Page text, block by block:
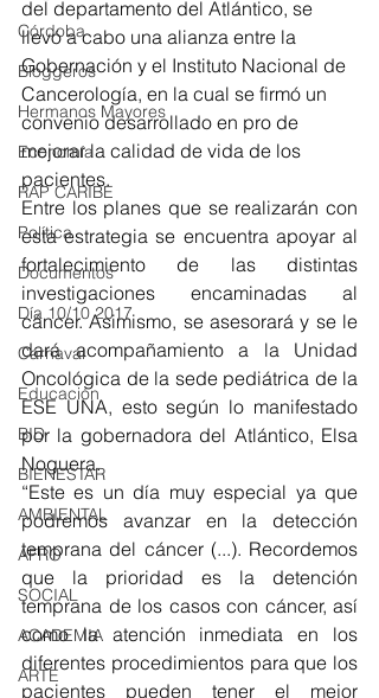
Córdoba
Bloggeros
Hermanos Mayores
Economía
RAP CARIBE
Política
Documentos
Día 10/10 2017
Carnaval
Educación
BID
BIENESTAR
AMBIENTAL
AFRO
SOCIAL
ACADEMIA
ARTE
del departamento del Atlántico, se
llevó a cabo una alianza entre la
Gobernación y el Instituto Nacional de
Cancerología, en la cual se firmó un
convenio desarrollado en pro de
mejorar la calidad de vida de los
pacientes.
Entre los planes que se realizarán con
esta estrategia se encuentra apoyar al
fortalecimiento de las distintas
investigaciones encaminadas al
cáncer. Asimismo, se asesorará y se le
dará acompañamiento a la Unidad
Oncológica de la sede pediátrica de la
ESE UNA, esto según lo manifestado
por la gobernadora del Atlántico, Elsa
Noguera.
“Este es un día muy especial ya que
podremos avanzar en la detección
temprana del cáncer (...). Recordemos
que la prioridad es la detención
temprana de los casos con cáncer, así
como la atención inmediata en los
diferentes procedimientos para que los
pacientes pueden tener el mejor